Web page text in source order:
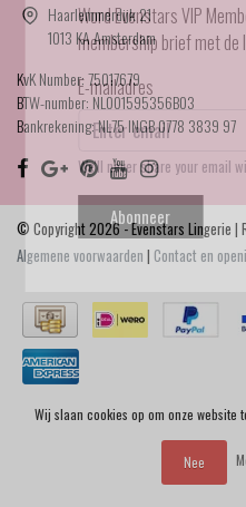
Haarlemmerdijk 21
1013 KA Amsterdam
KvK Number: 75017679
BTW-number: NL001595356B03
Bankrekening: NL75 INGB 0778 3839 97
© Copyright 2026 - Evenstars Lingerie |
Algemene voorwaarden | Contact en
Word Evenstars VIP
membership brief met de
E-mailadres
We'll never share your email
Abonneer
Wij slaan cookies op om onze website
Nee